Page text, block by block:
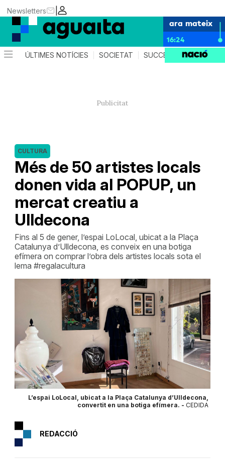
|
Newsletters
ara mateix
16:24
ÚLTIMES NOTÍCIES SOCIETAT SUCCESSOS AGENDA
Més de 50 artistes locals
donen vida al POPUP, un
mercat creatiu a
Ulldecona
CULTURA
Fins al 5 de gener, l’espai LoLocal, ubicat a la Plaça
Catalunya d’Ulldecona, es conveix en una botiga
efímera on comprar l’obra dels artistes locals sota el
lema #regalacultura
L’espai LoLocal, ubicat a la Plaça Catalunya d’Ulldecona,
convertit en una botiga efímera. - CEDIDA
REDACCIÓ